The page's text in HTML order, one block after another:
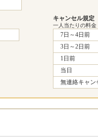
キャンセル規定
一人当たりの料金
7日～4日前
3日～2日前
1日前
当日
無連絡キャン